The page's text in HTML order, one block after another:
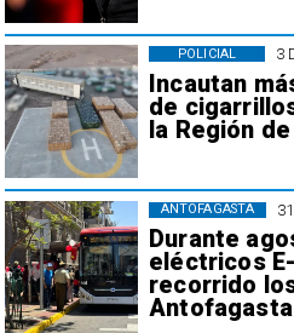
3
Incautan
de
la Región
POLICIAL
Durante
eléctricos
recorrido
Antofagasta
ANTOFAGASTA